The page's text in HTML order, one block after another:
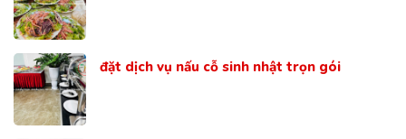
đặt dịch vụ nấu cỗ sinh nhật trọn gói